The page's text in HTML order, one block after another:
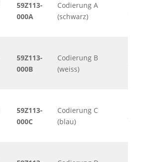
59Z113-
000A
Codierung A
(schwarz)
248KB
59Z113-
000B
Codierung B
(weiss)
248KB
59Z113-
000C
Codierung C
(blau)
248KB